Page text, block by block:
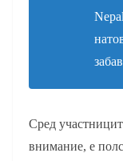
Сред
внимание, е